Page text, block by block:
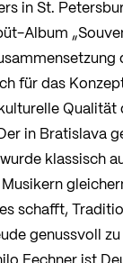
in St.
Album
für das
Qualität
in Bratislava
klassisch
schafft,
genussvoll